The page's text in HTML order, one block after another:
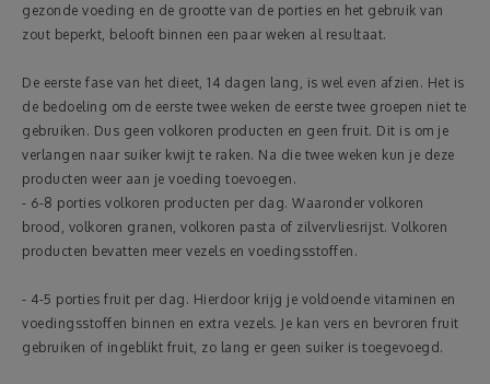
gezonde voeding en de grootte van de porties en het gebruik van
zout beperkt, belooft binnen een paar weken al resultaat.
De eerste fase van het dieet, 14 dagen lang, is wel even afzien. Het is
de bedoeling om de eerste twee weken de eerste twee groepen niet te
gebruiken. Dus geen volkoren producten en geen fruit. Dit is om je
verlangen naar suiker kwijt te raken. Na die twee weken kun je deze
producten weer aan je voeding toevoegen.
- 6-8 porties volkoren producten per dag. Waaronder volkoren
brood, volkoren granen, volkoren pasta of zilvervliesrijst. Volkoren
producten bevatten meer vezels en voedingsstoffen.
- 4-5 porties fruit per dag. Hierdoor krijg je voldoende vitaminen en
voedingsstoffen binnen en extra vezels. Je kan vers en bevroren fruit
gebruiken of ingeblikt fruit, zo lang er geen suiker is toegevoegd.